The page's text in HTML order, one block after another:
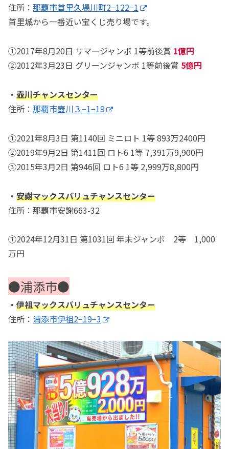
住所： 那覇市首里久場川町2−122−1
首里城から一番近い宝くじ売り場です。
①2017年8月20日 サマージャンボ 1等前後賞 1億円
②2012年3月23日 グリーンジャンボ 1等前後賞 5億円
・ 壺川チャンスセンター
住所： 那覇市壺川３−1−19
①2021年8月3日 第1140回 ミニロト 1等 893万2400円
②2019年9月2日 第1411回 ロト6 1等 7,391万9,900円
③2015年3月2日 第946回 ロト6 1等 2,999万8,800円
・ 安謝マックスバリュチャンスセンター
住所：那覇市安謝663-32
①2024年12月31日 第1031回 年末ジャンボ 2等 1,000
万円
●浦添市●
・ 伊祖マックスバリュチャンスセンター
住所： 浦添市伊祖2−19−3